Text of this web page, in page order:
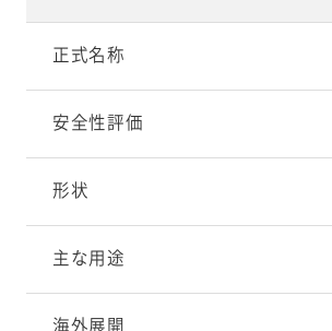
正 式名称
安全性評価
形状
主な用途